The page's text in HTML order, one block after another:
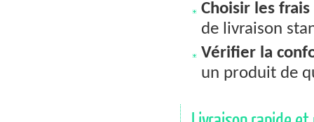
Choisir les
de livraison
Vérifier la
un produit de